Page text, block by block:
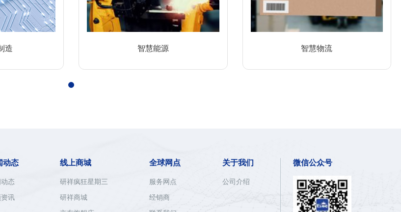
造 智慧能源 智慧物流
动态
态
讯
线上商城
研祥疯狂星期三
研祥商城
全球网点
服务网点
经销商
关于我们
公司介绍
微信公众号